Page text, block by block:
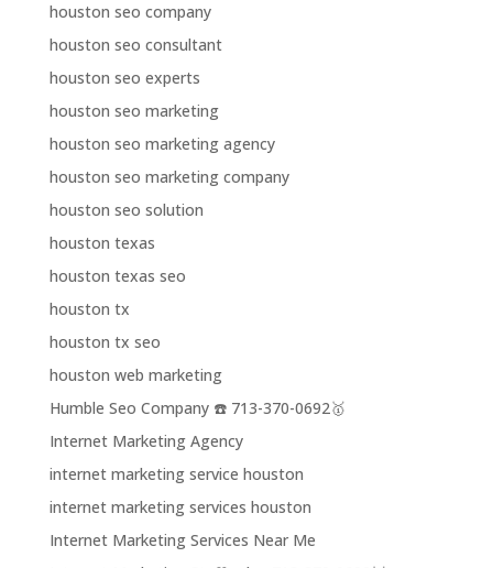
houston seo company
houston seo consultant
houston seo experts
houston seo marketing
houston seo marketing agency
houston seo marketing company
houston seo solution
houston texas
houston texas seo
houston tx
houston tx seo
houston web marketing
Humble Seo Company ☎️ 713-370-0692🥇
Internet Marketing Agency
internet marketing service houston
internet marketing services houston
Internet Marketing Services Near Me